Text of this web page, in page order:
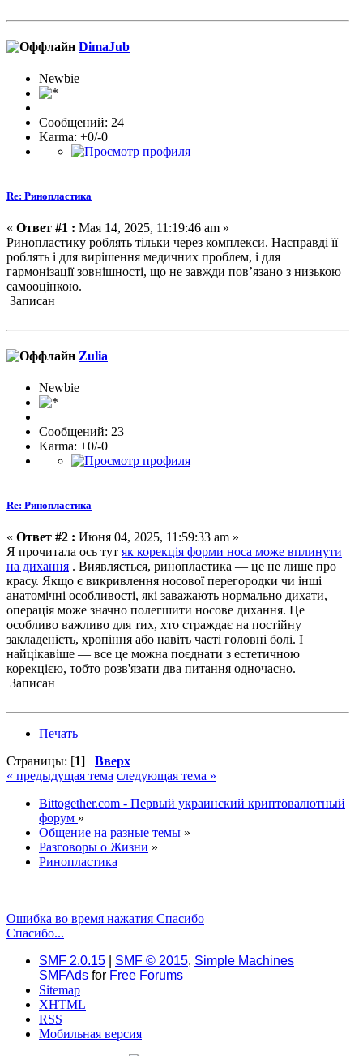
DimaJub
Newbie
Сообщений: 24
Karma: +0/-0
Re: Ринопластика
« Ответ #1 : Мая 14, 2025, 11:19:46 am »
Ринопластику роблять тільки через комплекси. Насправді її
роблять і для вирішення медичних проблем, і для
гармонізації зовнішності, що не завжди пов’язано з низькою
самооцінкою.
Записан
Zulia
Newbie
Сообщений: 23
Karma: +0/-0
Re: Ринопластика
« Ответ #2 : Июня 04, 2025, 11:59:33 am »
Я прочитала ось тут як корекція форми носа може вплинути
на дихання . Виявляється, ринопластика — це не лише про
красу. Якщо є викривлення носової перегородки чи інші
анатомічні особливості, які заважають нормально дихати,
операція може значно полегшити носове дихання. Це
особливо важливо для тих, хто страждає на постійну
закладеність, хропіння або навіть часті головні болі. І
найцікавіше — все це можна поєднати з естетичною
корекцією, тобто розв'язати два питання одночасно.
Записан
Печать
Страницы: [1] Вверх
« предыдущая тема следующая тема »
Bittogether.com - Первый украинский криптовалютный
форум »
Общение на разные темы »
Разговоры о Жизни »
Ринопластика
Ошибка во время нажатия Спасибо
Спасибо...
SMF 2.0.15
SMF © 2015, Simple Machines
SMFAds for Free Forums
Sitemap
XHTML
RSS
Мобильная версия